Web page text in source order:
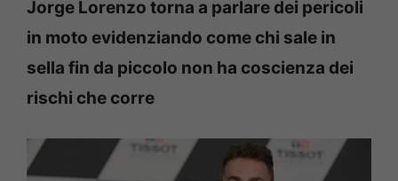
Jorge Lorenzo torna a parlare dei pericoli
in moto evidenziando come chi sale in
sella fin da piccolo non ha coscienza dei
rischi che corre